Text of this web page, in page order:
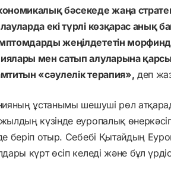
бәсекеде жаңа
екі түрлі көзқарас анық
жеңілдететін
мен сатып алуларына
«сәулелік терапия», деп
ұстанымы шешуші рөл
күзінде еуропалық
беріп отыр. Себебі Қытайдың
күрт өсіп келеді және бұл